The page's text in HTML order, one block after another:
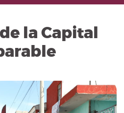
la Capital